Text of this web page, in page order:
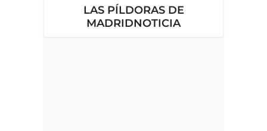
LAS PÍLDORAS DE
MADRIDNOTICIA